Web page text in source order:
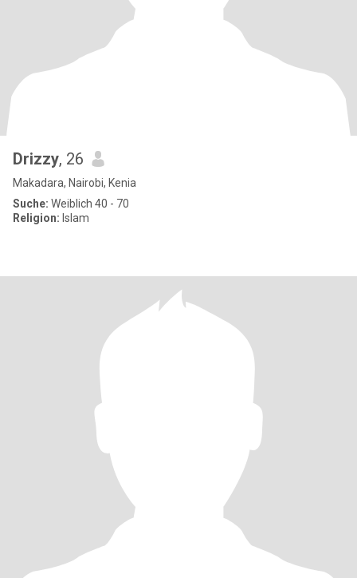
Drizzy, 26
Makadara, Nairobi, Kenia
Suche: Weiblich 40 - 70
Religion: Islam